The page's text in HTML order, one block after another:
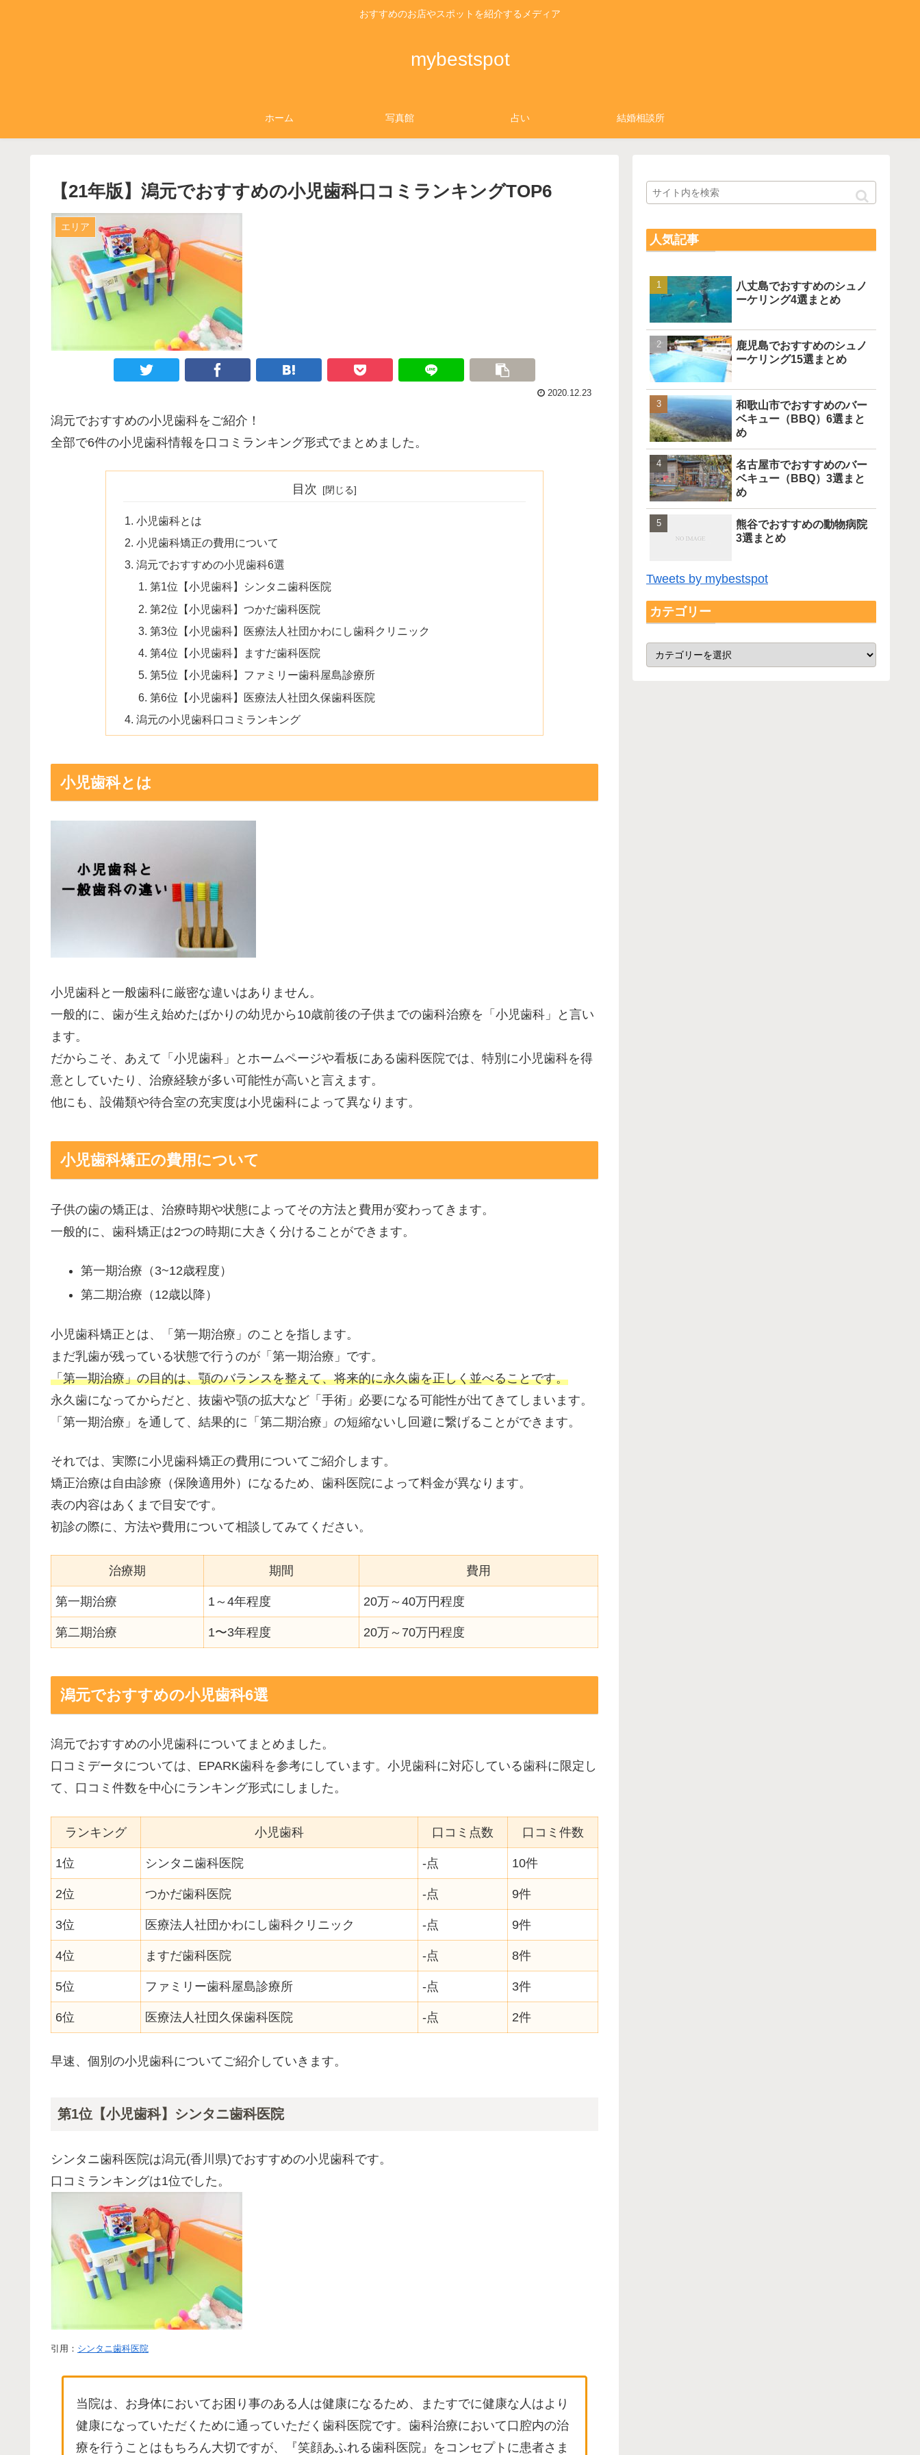
おすすめのお店やスポットを紹介するメディア
mybestspot
ホーム 写真館 占い 結婚相談所
【21年版】潟元でおすすめの小児歯科口コミランキングTOP6
エリア
2020.12.23
潟元でおすすめの小児歯科をご紹介！
全部で6件の小児歯科情報を口コミランキング形式でまとめました。
目次
小児歯科とは
小児歯科矯正の費用について
潟元でおすすめの小児歯科6選
第1位【小児歯科】シンタニ歯科医院
第2位【小児歯科】つかだ歯科医院
第3位【小児歯科】医療法人社団かわにし歯科クリニック
第4位【小児歯科】ますだ歯科医院
第5位【小児歯科】ファミリー歯科屋島診療所
第6位【小児歯科】医療法人社団久保歯科医院
潟元の小児歯科口コミランキング
小児歯科とは
小児歯科と一般歯科に厳密な違いはありません。
一般的に、歯が生え始めたばかりの幼児から10歳前後の子供までの歯科治療を「小児歯科」と言い
ます。
だからこそ、あえて「小児歯科」とホームページや看板にある歯科医院では、特別に小児歯科を得
意としていたり、治療経験が多い可能性が高いと言えます。
他にも、設備類や待合室の充実度は小児歯科によって異なります。
小児歯科矯正の費用について
子供の歯の矯正は、治療時期や状態によってその方法と費用が変わってきます。
一般的に、歯科矯正は2つの時期に大きく分けることができます。
第一期治療（3~12歳程度）
第二期治療（12歳以降）
小児歯科矯正とは、「第一期治療」のことを指します。
まだ乳歯が残っている状態で行うのが「第一期治療」です。
「第一期治療」の目的は、顎のバランスを整えて、将来的に永久歯を正しく並べることです。
永久歯になってからだと、抜歯や顎の拡大など「手術」必要になる可能性が出てきてしまいます。
「第一期治療」を通して、結果的に「第二期治療」の短縮ないし回避に繋げることができます。
それでは、実際に小児歯科矯正の費用についてご紹介します。
矯正治療は自由診療（保険適用外）になるため、歯科医院によって料金が異なります。
表の内容はあくまで目安です。
初診の際に、方法や費用について相談してみてください。
治療期 期間 費用
第一期治療 1～4年程度 20万～40万円程度
第二期治療 1〜3年程度 20万～70万円程度
潟元でおすすめの小児歯科6選
潟元でおすすめの小児歯科についてまとめました。
口コミデータについては、EPARK歯科を参考にしています。小児歯科に対応している歯科に限定し
て、口コミ件数を中心にランキング形式にしました。
ランキング 小児歯科 口コミ点数 口コミ件数
1位 シンタニ歯科医院 -点 10件
2位 つかだ歯科医院 -点 9件
3位 医療法人社団かわにし歯科クリニック -点 9件
4位 ますだ歯科医院 -点 8件
5位 ファミリー歯科屋島診療所 -点 3件
6位 医療法人社団久保歯科医院 -点 2件
早速、個別の小児歯科についてご紹介していきます。
第1位【小児歯科】シンタニ歯科医院
シンタニ歯科医院は潟元(香川県)でおすすめの小児歯科です。
口コミランキングは1位でした。
引用： シンタニ歯科医院
当院は、お身体においてお困り事のある人は健康になるため、またすでに健康な人はより
健康になっていただくために通っていただく歯科医院です。歯科治療において口腔内の治
療を行うことはもちろん大切ですが、『笑顔あふれる歯科医院』をコンセプトに患者さま
人気記事
八丈島でおすすめのシュノ
ーケリング4選まとめ
鹿児島でおすすめのシュノ
ーケリング15選まとめ
和歌山市でおすすめのバー
ベキュー（BBQ）6選まと
め
名古屋市でおすすめのバー
ベキュー（BBQ）3選まと
め
熊谷でおすすめの動物病院
3選まとめ
Tweets by mybestspot
カテゴリー